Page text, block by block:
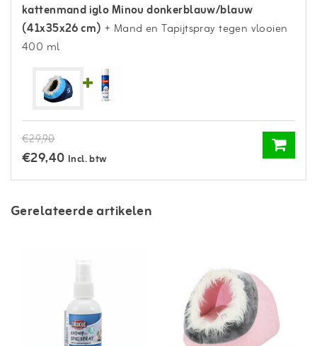
kattenmand iglo Minou donkerblauw/blauw
(41x35x26 cm) + Mand en Tapijtspray tegen vlooien
400 ml
€29,90
€29,40 Incl. btw
Gerelateerde artikelen